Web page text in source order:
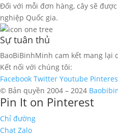
Đối với mỗi đơn hàng, cây sẽ
nghiệp Quốc gia.
Sự tuân thủ
BaoBiBinhMinh cam kết mang lại
Kết nối với chúng tôi:
Facebook Twitter Youtube
© Bản quyền 2004 – 2024
Pin It on Pinterest
Chỉ đường
Chat Zalo